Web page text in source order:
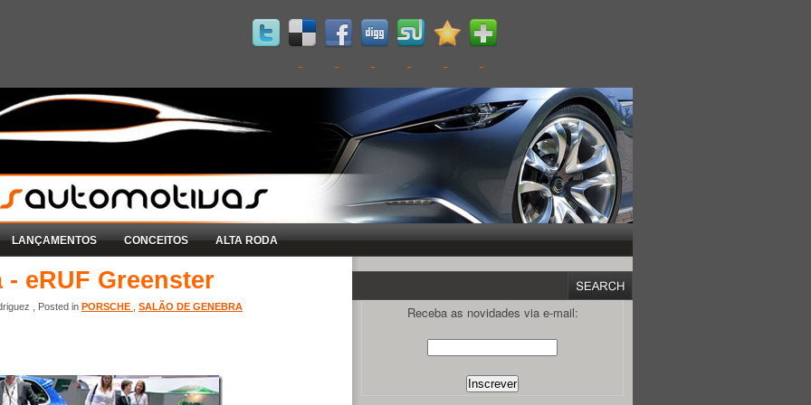
LANÇAMENTOS CONCEITOS ALTA RODA
eRUF Greenster
, Posted in PORSCHE SALÃO DE GENEBRA Receba as novidades via e-mail: